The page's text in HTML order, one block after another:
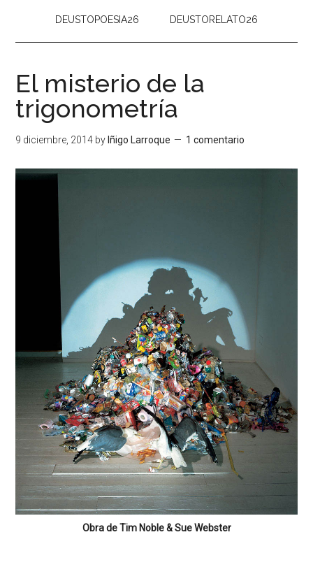
DEUSTOPOESIA26 DEUSTORELATO26
El misterio de la
trigonometría
9 diciembre, 2014 by Iñigo Larroque 1 comentario
Obra de Tim Noble & Sue Webster